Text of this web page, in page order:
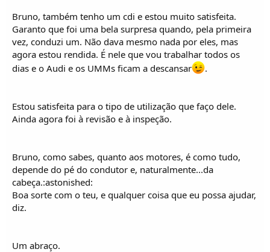
Bruno, também tenho um cdi e estou muito satisfeita.
Garanto que foi uma bela surpresa quando, pela primeira
vez, conduzi um. Não dava mesmo nada por eles, mas
agora estou rendida. É nele que vou trabalhar todos os
dias e o Audi e os UMMs ficam a descansar
.
Estou satisfeita para o tipo de utilização que faço dele.
Ainda agora foi à revisão e à inspeção.
Bruno, como sabes, quanto aos motores, é como tudo,
depende do pé do condutor e, naturalmente...da
cabeça.:astonished:
Boa sorte com o teu, e qualquer coisa que eu possa ajudar,
diz.
Um abraço.